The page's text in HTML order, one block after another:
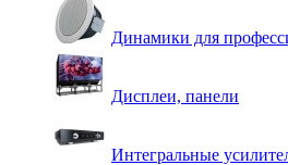
Динамики для
Дисплеи, панели
Интегральные